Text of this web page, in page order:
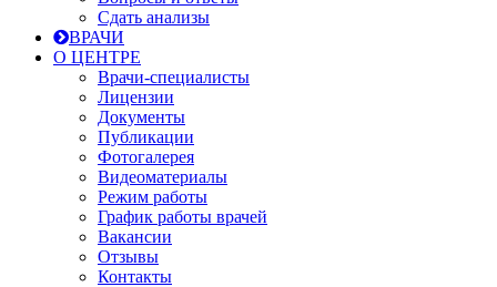
Сдать анализы
ВРАЧИ
О ЦЕНТРЕ
Врачи-специалисты
Лицензии
Документы
Публикации
Фотогалерея
Видеоматериалы
Режим работы
График работы врачей
Вакансии
Отзывы
Контакты